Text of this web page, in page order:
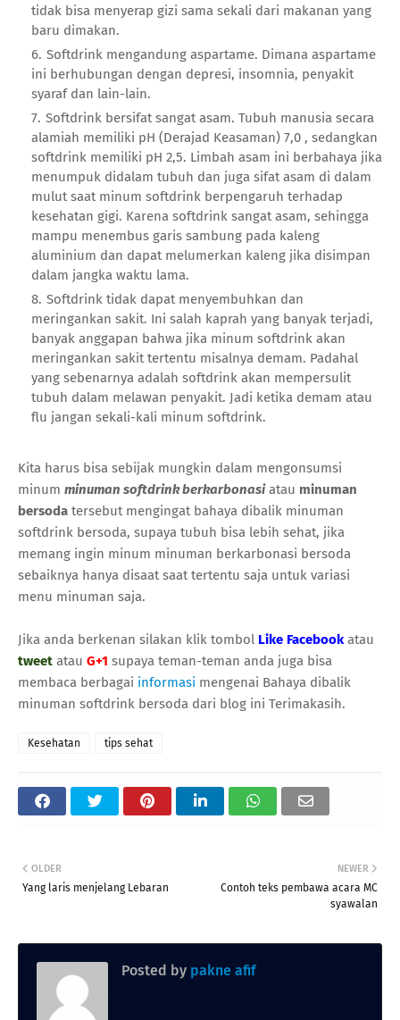
tidak bisa menyerap gizi sama sekali dari makanan yang
baru dimakan.
Softdrink mengandung aspartame. Dimana aspartame
ini berhubungan dengan depresi, insomnia, penyakit
syaraf dan lain-lain.
Softdrink bersifat sangat asam. Tubuh manusia secara
alamiah memiliki pH (Derajad Keasaman) 7,0 , sedangkan
softdrink memiliki pH 2,5. Limbah asam ini berbahaya jika
menumpuk didalam tubuh dan juga sifat asam di dalam
mulut saat minum softdrink berpengaruh terhadap
kesehatan gigi. Karena softdrink sangat asam, sehingga
mampu menembus garis sambung pada kaleng
aluminium dan dapat melumerkan kaleng jika disimpan
dalam jangka waktu lama.
Softdrink tidak dapat menyembuhkan dan
meringankan sakit. Ini salah kaprah yang banyak terjadi,
banyak anggapan bahwa jika minum softdrink akan
meringankan sakit tertentu misalnya demam. Padahal
yang sebenarnya adalah softdrink akan mempersulit
tubuh dalam melawan penyakit. Jadi ketika demam atau
flu jangan sekali-kali minum softdrink.
Kita harus bisa sebijak mungkin dalam mengonsumsi
minum minuman softdrink berkarbonasiatau minuman
bersoda tersebut mengingat bahaya dibalik minuman
softdrink bersoda, supaya tubuh bisa lebih sehat, jika
memang ingin minum minuman berkarbonasi bersoda
sebaiknya hanya disaat saat tertentu saja untuk variasi
menu minuman saja.
Jika anda berkenan silakan klik tombol Like Facebookatau
tweet atau G+1 supaya teman-teman anda juga bisa
membaca berbagai informasi mengenai Bahaya dibalik
minuman softdrink bersoda dari blog ini Terimakasih.
Kesehatan tips sehat
NEWER
Contoh teks pembawa acara MC
syawalan
OLDER
Yang laris menjelang Lebaran
Posted by pakne afif